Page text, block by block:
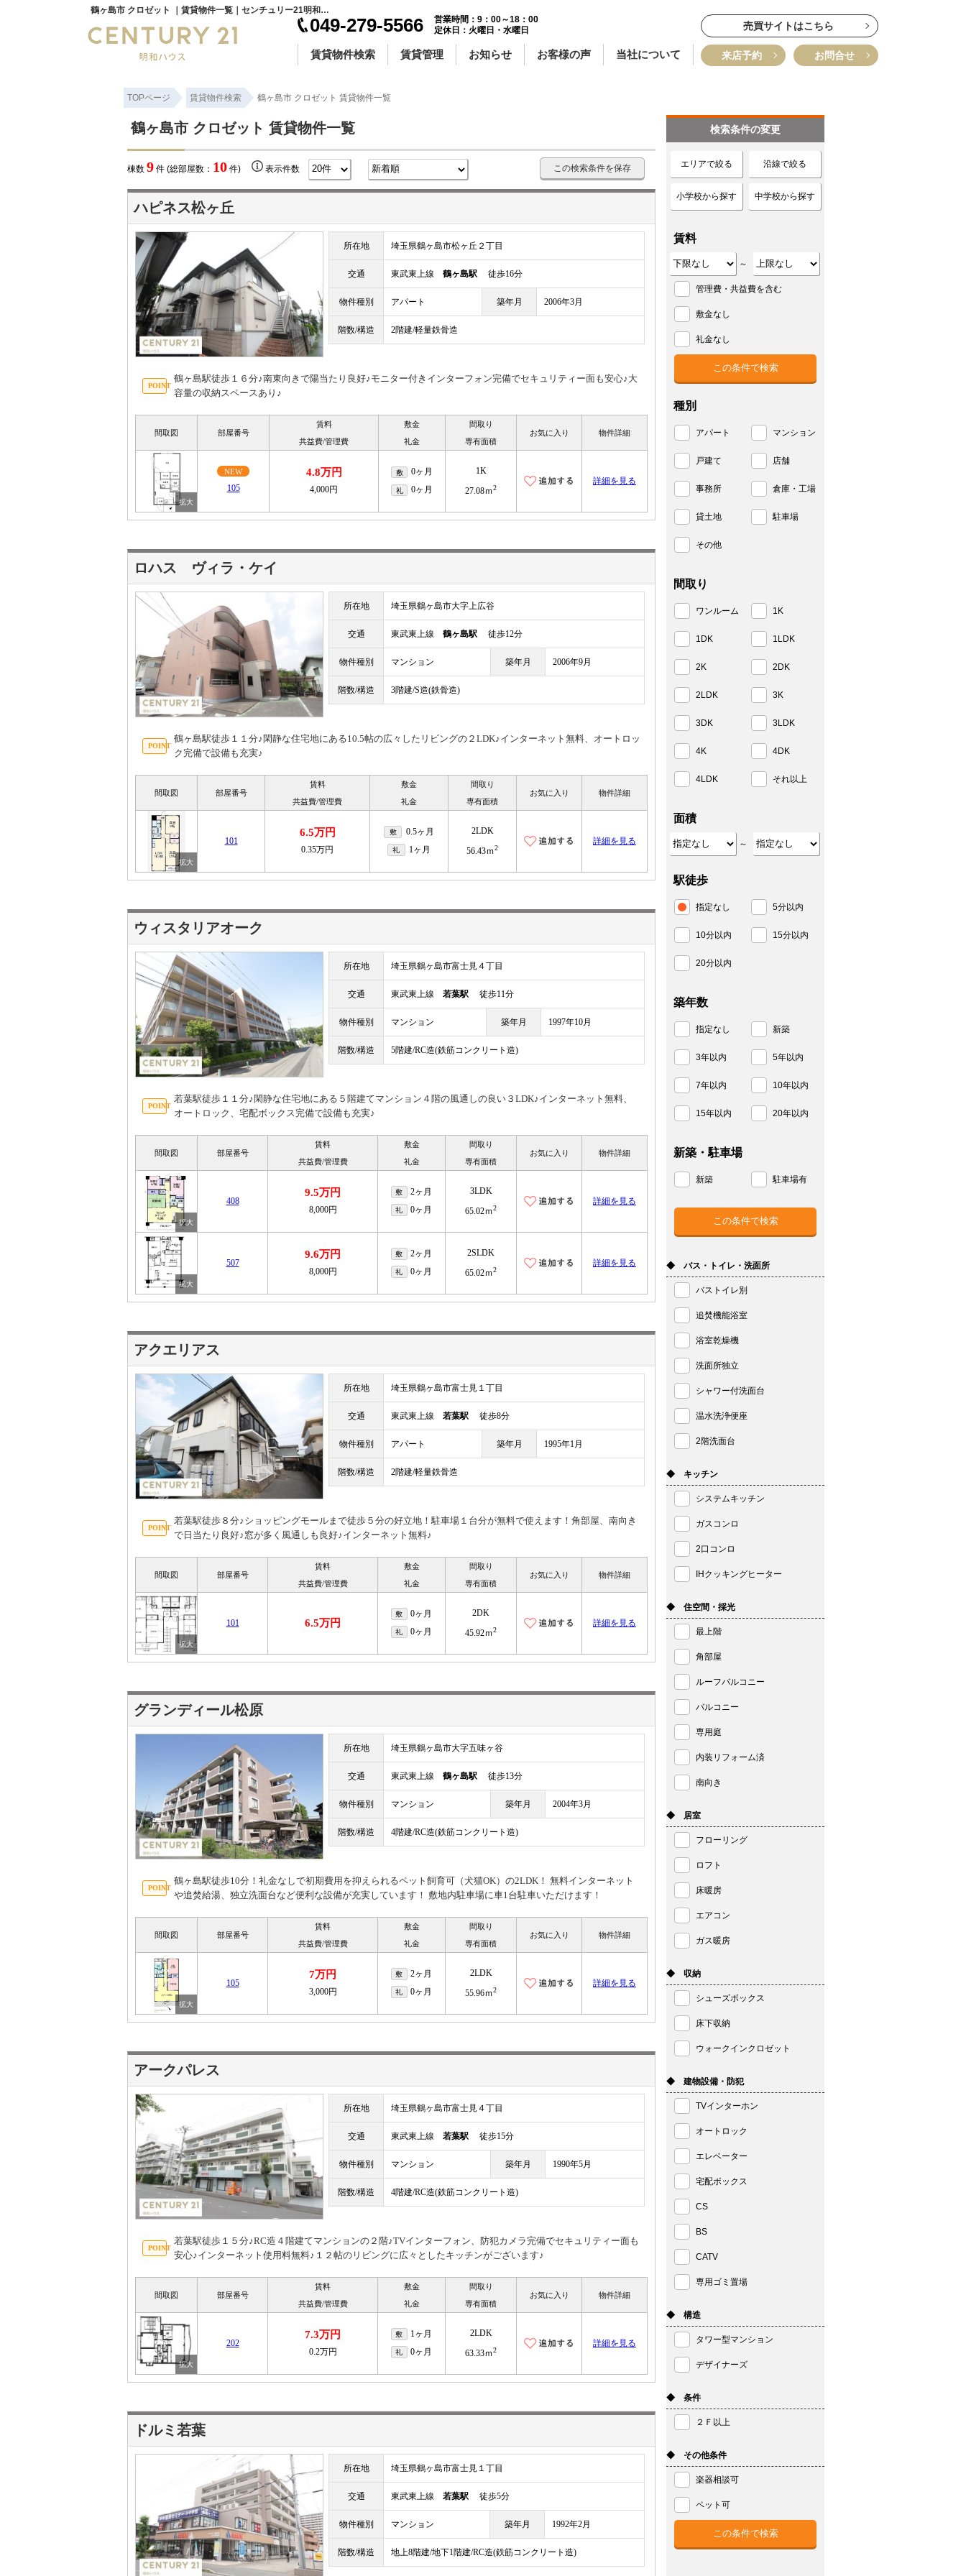
鶴ヶ島市 クロゼット ｜賃貸物件一覧｜センチュリー21明和ハウス
049-279-5566
営業時間：9：00～18：00
定休日：火曜日・水曜日
賃貸物件検索 賃貸管理 お知らせ お客様の声 当社について
売買サイトはこちら
来店予約 お問合せ
TOPページ 賃貸物件検索 鶴ヶ島市 クロゼット 賃貸物件一覧
鶴ヶ島市 クロゼット 賃貸物件一覧
棟数 9 件 (総部屋数： 10 件) 表示件数 この検索条件を保存
ハピネス松ヶ丘
所在地 埼玉県鶴ヶ島市松ヶ丘２丁目
交通 東武東上線 鶴ヶ島駅 徒歩16分
物件種別 アパート 築年月 2006年3月
階数/構造 2階建/軽量鉄骨造
鶴ヶ島駅徒歩１６分♪南東向きで陽当たり良好♪モニター付きインターフォン完備でセキュリティー面も安心♪大
容量の収納スペースあり♪
間取図 部屋番号
賃料
共益費/管理費
敷金
礼金
間取り
専有面積
お気に入り 物件詳細
NEW
105
4.8万円
4,000円
敷 0ヶ月
礼 0ヶ月
1K
27.08ｍ2
詳細を見る
ロハス ヴィラ・ケイ
所在地 埼玉県鶴ヶ島市大字上広谷
交通 東武東上線 鶴ヶ島駅 徒歩12分
物件種別 マンション 築年月 2006年9月
階数/構造 3階建/S造(鉄骨造)
鶴ヶ島駅徒歩１１分♪閑静な住宅地にある10.5帖の広々したリビングの２LDK♪インターネット無料、オートロッ
ク完備で設備も充実♪
間取図 部屋番号
賃料
共益費/管理費
敷金
礼金
間取り
専有面積
お気に入り 物件詳細
101
6.5万円
0.35万円
敷 0.5ヶ月
礼 1ヶ月
2LDK
56.43ｍ2
詳細を見る
ウィスタリアオーク
所在地 埼玉県鶴ヶ島市富士見４丁目
交通 東武東上線 若葉駅 徒歩11分
物件種別 マンション 築年月 1997年10月
階数/構造 5階建/RC造(鉄筋コンクリート造)
若葉駅徒歩１１分♪閑静な住宅地にある５階建てマンション４階の風通しの良い３LDK♪インターネット無料、
オートロック、宅配ボックス完備で設備も充実♪
間取図 部屋番号
賃料
共益費/管理費
敷金
礼金
間取り
専有面積
お気に入り 物件詳細
408
9.5万円
8,000円
敷 2ヶ月
礼 0ヶ月
3LDK
65.02ｍ2
詳細を見る
507
9.6万円
8,000円
敷 2ヶ月
礼 0ヶ月
2SLDK
65.02ｍ2
詳細を見る
アクエリアス
所在地 埼玉県鶴ヶ島市富士見１丁目
交通 東武東上線 若葉駅 徒歩8分
物件種別 アパート 築年月 1995年1月
階数/構造 2階建/軽量鉄骨造
若葉駅徒歩８分♪ショッピングモールまで徒歩５分の好立地！駐車場１台分が無料で使えます！角部屋、南向き
で日当たり良好♪窓が多く風通しも良好♪インターネット無料♪
間取図 部屋番号
賃料
共益費/管理費
敷金
礼金
間取り
専有面積
お気に入り 物件詳細
101 6.5万円
敷 0ヶ月
礼 0ヶ月
2DK
45.92ｍ2
詳細を見る
グランディール松原
所在地 埼玉県鶴ヶ島市大字五味ヶ谷
交通 東武東上線 鶴ヶ島駅 徒歩13分
物件種別 マンション 築年月 2004年3月
階数/構造 4階建/RC造(鉄筋コンクリート造)
鶴ヶ島駅徒歩10分！礼金なしで初期費用を抑えられるペット飼育可（犬猫OK）の2LDK！ 無料インターネット
や追焚給湯、独立洗面台など便利な設備が充実しています！ 敷地内駐車場に車1台駐車いただけます！
間取図 部屋番号
賃料
共益費/管理費
敷金
礼金
間取り
専有面積
お気に入り 物件詳細
105
7万円
3,000円
敷 2ヶ月
礼 0ヶ月
2LDK
55.96ｍ2
詳細を見る
アークパレス
所在地 埼玉県鶴ヶ島市富士見４丁目
交通 東武東上線 若葉駅 徒歩15分
物件種別 マンション 築年月 1990年5月
階数/構造 4階建/RC造(鉄筋コンクリート造)
若葉駅徒歩１５分♪RC造４階建てマンションの２階♪TVインターフォン、防犯カメラ完備でセキュリティー面も
安心♪インターネット使用料無料♪１２帖のリビングに広々としたキッチンがございます♪
間取図 部屋番号
賃料
共益費/管理費
敷金
礼金
間取り
専有面積
お気に入り 物件詳細
202
7.3万円
0.2万円
敷 1ヶ月
礼 0ヶ月
2LDK
63.33ｍ2
詳細を見る
ドルミ若葉
所在地 埼玉県鶴ヶ島市富士見１丁目
交通 東武東上線 若葉駅 徒歩5分
物件種別 マンション 築年月 1992年2月
階数/構造 地上8階建/地下1階建/RC造(鉄筋コンクリート造)
検索条件の変更
エリアで絞る 沿線で絞る
小学校から探す 中学校から探す
賃料
～
管理費・共益費を含む
敷金なし
礼金なし
種別
アパート マンション
戸建て 店舗
事務所 倉庫・工場
貸土地 駐車場
その他
間取り
ワンルーム 1K
1DK 1LDK
2K 2DK
2LDK 3K
3DK 3LDK
4K 4DK
4LDK それ以上
面積
～
駅徒歩
指定なし 5分以内
10分以内 15分以内
20分以内
築年数
指定なし 新築
3年以内 5年以内
7年以内 10年以内
15年以内 20年以内
新築・駐車場
新築 駐車場有
◆ バス・トイレ・洗面所
バストイレ別
追焚機能浴室
浴室乾燥機
洗面所独立
シャワー付洗面台
温水洗浄便座
2階洗面台
◆ キッチン
システムキッチン
ガスコンロ
2口コンロ
IHクッキングヒーター
◆ 住空間・採光
最上階
角部屋
ルーフバルコニー
バルコニー
専用庭
内装リフォーム済
南向き
◆ 居室
フローリング
ロフト
床暖房
エアコン
ガス暖房
◆ 収納
シューズボックス
床下収納
ウォークインクロゼット
◆ 建物設備・防犯
TVインターホン
オートロック
エレベーター
宅配ボックス
CS
BS
CATV
専用ゴミ置場
◆ 構造
タワー型マンション
デザイナーズ
◆ 条件
２Ｆ以上
◆ その他条件
楽器相談可
ペット可